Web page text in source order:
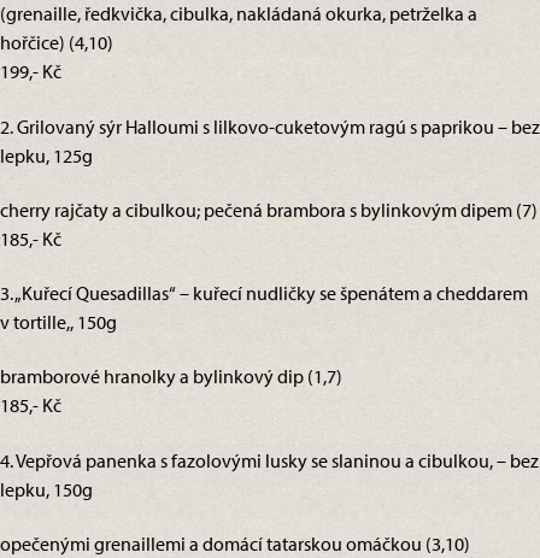
(grenaille, ředkvička, cibulka, nakládaná okurka, petrželka a
hořčice) (4,10)
199,- Kč
2. Grilovaný sýr Halloumi s lilkovo-cuketovým ragú s paprikou – bez
lepku, 125g
cherry rajčaty a cibulkou; pečená brambora s bylinkovým dipem (7)
185,- Kč
3. „Kuřecí Quesadillas“ – kuřecí nudličky se špenátem a cheddarem
v tortille,, 150g
bramborové hranolky a bylinkový dip (1,7)
185,- Kč
4. Vepřová panenka s fazolovými lusky se slaninou a cibulkou, – bez
lepku, 150g
opečenými grenaillemi a domácí tatarskou omáčkou (3,10)